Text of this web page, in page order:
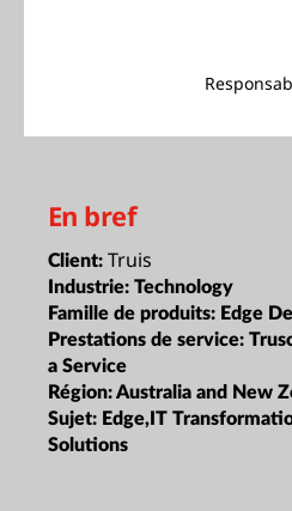
En bref
Client: Truis
Industrie: Technology
Famille de produits: Edge
Prestations de service:
a Service
Région:Australia and New
Sujet: Edge,IT
Solutions